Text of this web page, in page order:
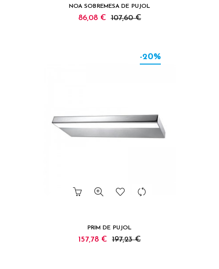
NOA SOBREMESA DE PUJOL
86,08 € 107,60 €
-20%
PRIM DE PUJOL
157,78 € 197,23 €